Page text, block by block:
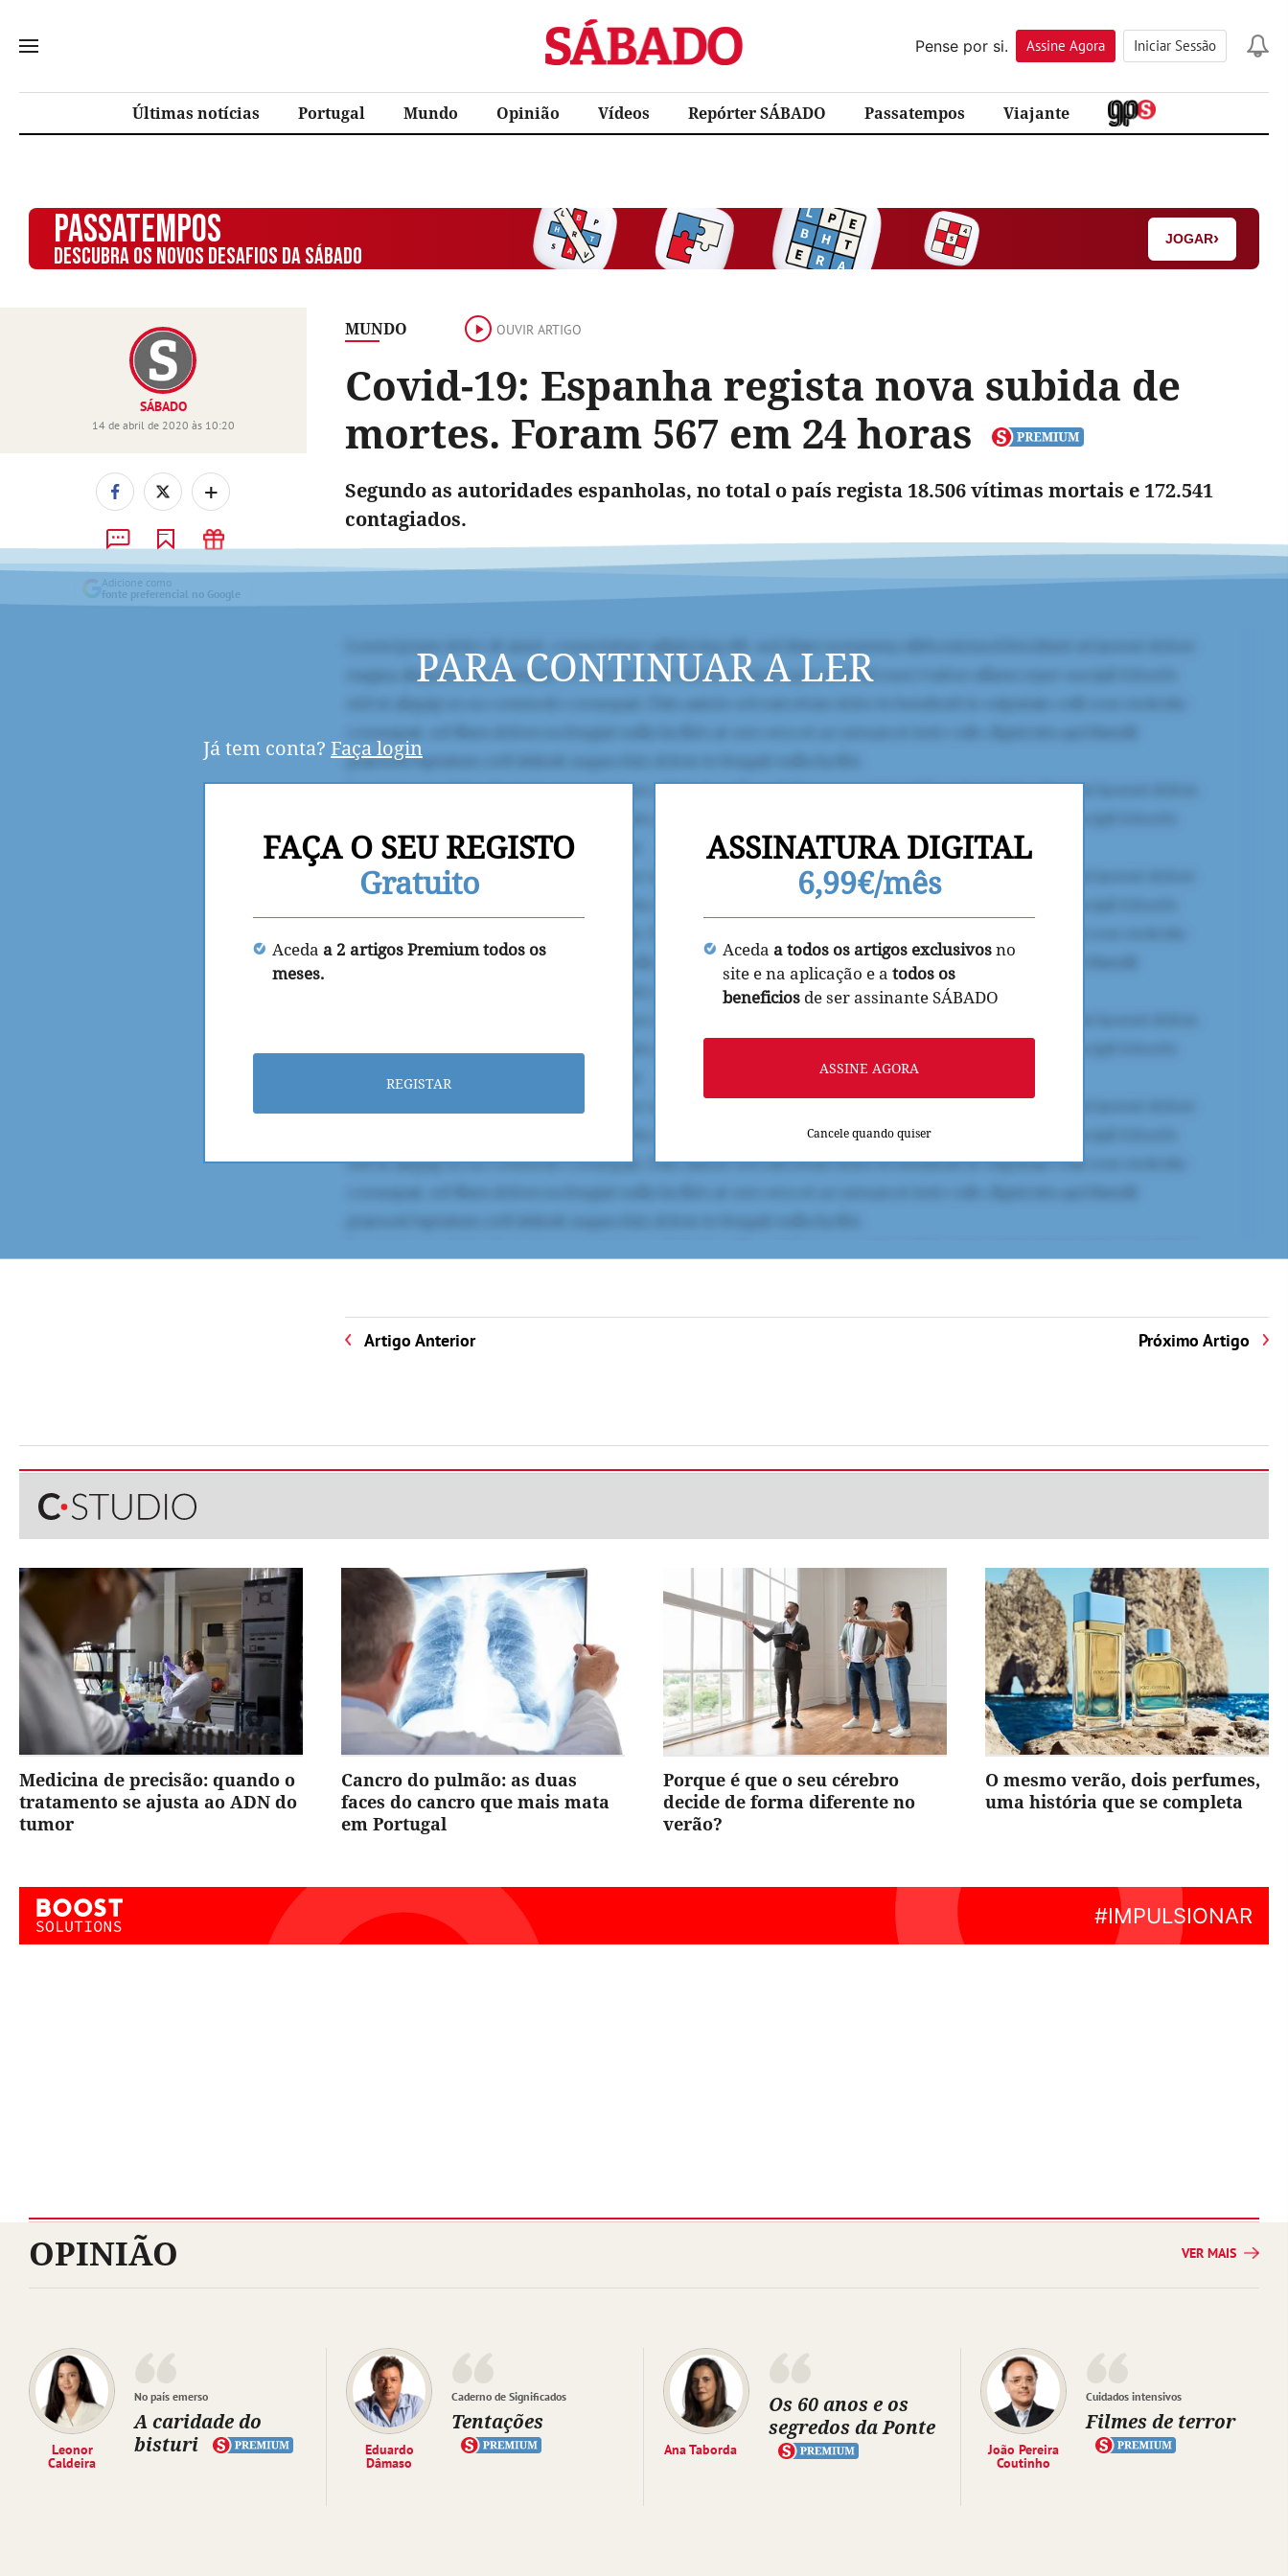
Sábado
Pense por si.
Assine Agora Iniciar Sessão
Últimas notícias Portugal Mundo Opinião Vídeos Repórter SÁBADO Passatempos Viajante
PASSATEMPOS
DESCUBRA OS NOVOS DESAFIOS DA SÁBADO
JOGAR›
MUNDO OUVIR ARTIGO
Covid-19: Espanha regista nova subida de
mortes. Foram 567 em 24 horas
SÁBADO
14 de abril de 2020 às 10:20
+
Adicione como
fonte preferencial no Google
Segundo as autoridades espanholas, no total o país regista 18.506 vítimas mortais e 172.541
contagiados.
PARA CONTINUAR A LER
Já tem conta? Faça login
FAÇA O SEU REGISTO
Gratuito
Aceda a 2 artigos Premium todos os
meses.
REGISTAR
ASSINATURA DIGITAL
6,99€/mês
Aceda a todos os artigos exclusivosno
site e na aplicação e a todos os
beneficios de ser assinante SÁBADO
ASSINE AGORA
Cancele quando quiser
Artigo Anterior Próximo Artigo
Medicina de precisão: quando o
tratamento se ajusta ao ADN do
tumor
Cancro do pulmão: as duas
faces do cancro que mais mata
em Portugal
Porque é que o seu cérebro
decide de forma diferente no
verão?
O mesmo verão, dois perfumes,
uma história que se completa
OPINIÃO VER MAIS
Leonor
Caldeira
No país emerso
A caridade do
bisturi
Eduardo
Dâmaso
Caderno de Significados
Tentações
Ana Taborda
Os 60 anos e os
segredos da Ponte
João Pereira
Coutinho
Cuidados intensivos
Filmes de terror